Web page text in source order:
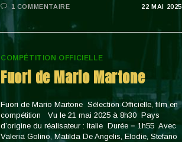
1 COMMENTAIRE 22 MAI 2025
COMPÉTITION OFFICIELLE
Fuori de Mario Martone
Fuori de Mario Martone Sélection Officielle, film en
compétition Vu le 21 mai 2025 à 8h30 Pays
d’origine du réalisateur : Italie Durée = 1h55 Avec
Valeria Golino, Matilda De Angelis, Elodie, Stefano